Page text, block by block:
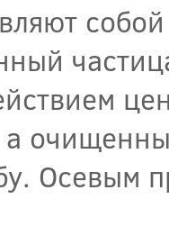
Осевым